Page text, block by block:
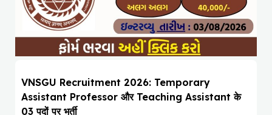
VNSGU Recruitment 2026: Temporary
Assistant Professor और Teaching Assistant के
03 पदों पर भर्ती